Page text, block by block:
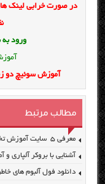
در صورت خرابی لینک
ورود
آموزش سوئیچ دو
مطالب مرتبط
معرفی ۵ سایت آموزش تخصصی شبکه ، لینوکس و امنیت
آشنایی با بروکر آلپاری
دانلود فول آلبوم های